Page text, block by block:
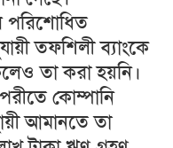
পরিশোধিত
তফশিলী ব্যাংকে
তা করা হয়নি।
কোম্পানি
আমানতে তা